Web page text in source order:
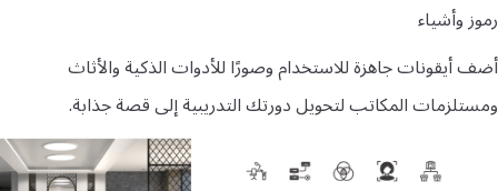
رموز وأشياء
أضف أيقونات جاهزة للاستخدام وصورًا للأدوات الذكية والأثاث
ومستلزمات المكاتب لتحويل دورتك التدريبية إلى قصة جذابة.